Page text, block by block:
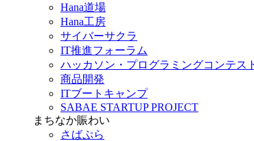
Hana道場
Hana工房
サイバーサクラ
IT推進フォーラム
ハッカソン・プログラミングコンテス
商品開発
ITブートキャンプ
SABAE STARTUP PROJECT
まちなか賑わい
さばぷら